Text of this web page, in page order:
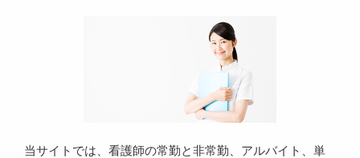
当サイトでは、看護師の常勤と非常勤、アルバイト、単